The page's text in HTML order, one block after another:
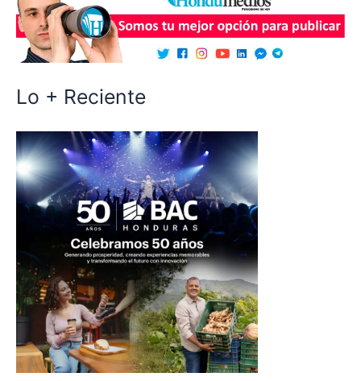
Lo + Reciente